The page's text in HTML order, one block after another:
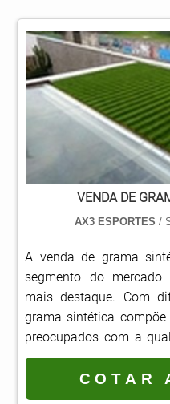
VENDA DE
AX3 ESPORTES/
A venda de grama
segmento do
mais destaque. Com
grama sintética
preocupados com a
segurança para a
recreativo.Muito
tráfego, como
COTAR